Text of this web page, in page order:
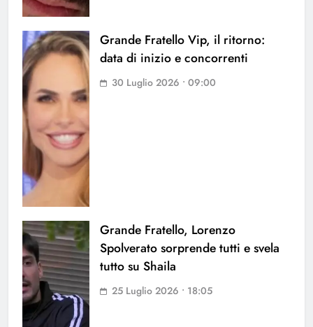
Grande Fratello Vip, il ritorno:
data di inizio e concorrenti
30 Luglio 2026 • 09:00
Grande Fratello, Lorenzo
Spolverato sorprende tutti e svela
tutto su Shaila
25 Luglio 2026 • 18:05